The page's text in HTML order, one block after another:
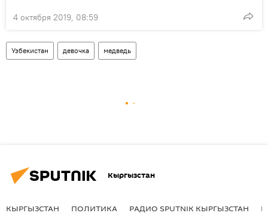
4 октября 2019, 08:59
Узбекистан девочка медведь
Кыргызстан
КЫРГЫЗСТАН ПОЛИТИКА РАДИО SPUTNIK КЫРГЫЗСТАН